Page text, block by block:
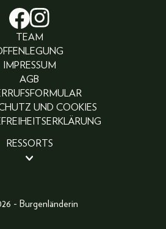
TEAM
IMPRESSUM
AGB
UND COOKIES
RESSORTS
FASHION
- Burgenländerin